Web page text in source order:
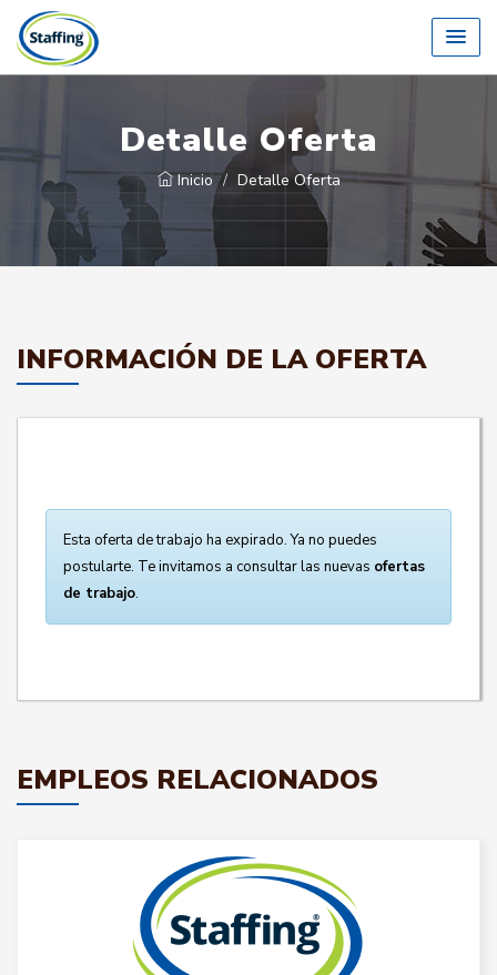
Detalle Oferta
Inicio Detalle Oferta
INFORMACIÓN DE LA OFERTA
Esta oferta de trabajo ha expirado. Ya no puedes
postularte. Te invitamos a consultar las nuevas ofertas
de trabajo.
EMPLEOS RELACIONADOS